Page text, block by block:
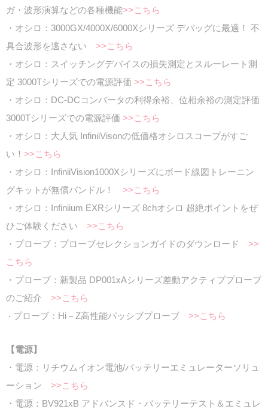
ガ・波形演算などの各種機能>>こちら
・オシロ：3000GX/4000X/6000Xシリーズ デバッグに最適！ 不
具合波形を逃さない >>こちら
・オシロ：スイッチングデバイスの損失測定とスルーレート測
定 3000Tシリーズでの電源評価 >>こちら
・オシロ：DC-DCコンバータの利得余裕、位相余裕の測定評価
3000Tシリーズでの電源評価 >>こちら
・オシロ：大人気 InfiniiVisonの低価格オシロスコープがすご
い！ >>こちら
・オシロ：InfiniiVision1000Xシリーズにボード線図トレーニン
グキットが無償バンドル！ >>こちら
・オシロ：Infiniium EXRシリーズ 8chオシロ 超絶ポイントをぜ
ひご体験ください >>こちら
・プローブ：プローブセレクションガイドのダウンロード >>
こちら
・プローブ：新製品 DP001xAシリーズ差動アクティブプローブ
のご紹介 >>こちら
・ プローブ：Hi－Z高性能パッシブプローブ >>こちら
【電源】
・電源：リチウムイオン電池/バッテリーエミュレーターソリュ
ーション >>こちら
・電源：BV921xB アドバンスド・バッテリーテスト＆エミュレ